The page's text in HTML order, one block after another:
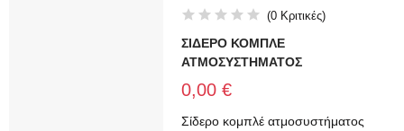
(0 Κριτικές)
ΣΙΔΕΡΟ ΚΟΜΠΛΕ
ΑΤΜΟΣΥΣΤΗΜΑΤΟΣ
0,00 €
Σίδερο κομπλέ ατμοσυστήματος